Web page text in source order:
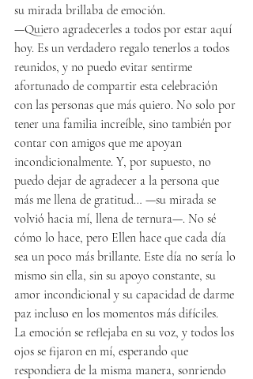
su mirada brillaba de emoción.
—Quiero agradecerles a todos por estar aquí
hoy. Es un verdadero regalo tenerlos a todos
reunidos, y no puedo evitar sentirme
afortunado de compartir esta celebración
con las personas que más quiero. No solo por
tener una familia increíble, sino también por
contar con amigos que me apoyan
incondicionalmente. Y, por supuesto, no
puedo dejar de agradecer a la persona que
más me llena de gratitud… —su mirada se
volvió hacia mí, llena de ternura—. No sé
cómo lo hace, pero Ellen hace que cada día
sea un poco más brillante. Este día no sería lo
mismo sin ella, sin su apoyo constante, su
amor incondicional y su capacidad de darme
paz incluso en los momentos más difíciles.
La emoción se reflejaba en su voz, y todos los
ojos se fijaron en mí, esperando que
respondiera de la misma manera, sonriendo